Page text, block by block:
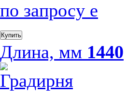
по запросу е
Купить
Длина, мм 1440